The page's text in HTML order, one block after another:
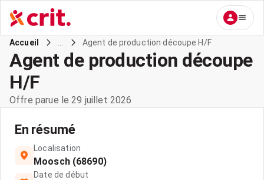
Accueil Agent de production découpe H/F
Agent de production découpe
H/F
Offre parue le 29 juillet 2026
En résumé
Localisation
Moosch (68690)
Date de début